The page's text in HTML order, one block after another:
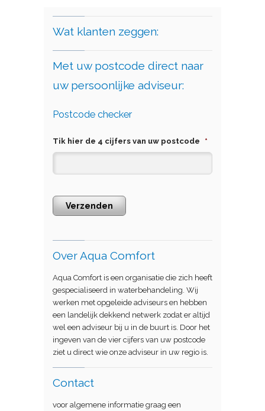
Wat klanten zeggen:
Met uw postcode direct naar
uw persoonlijke adviseur:
Postcode checker
Tik hier de 4 cijfers van uw postcode *
Verzenden
Over Aqua Comfort
Aqua Comfort is een organisatie die zich heeft
gespecialiseerd in waterbehandeling. Wij
werken met opgeleide adviseurs en hebben
een landelijk dekkend netwerk zodat er altijd
wel een adviseur bij u in de buurt is. Door het
ingeven van de vier cijfers van uw postcode
ziet u direct wie onze adviseur in uw regio is.
Contact
voor algemene informatie graag een